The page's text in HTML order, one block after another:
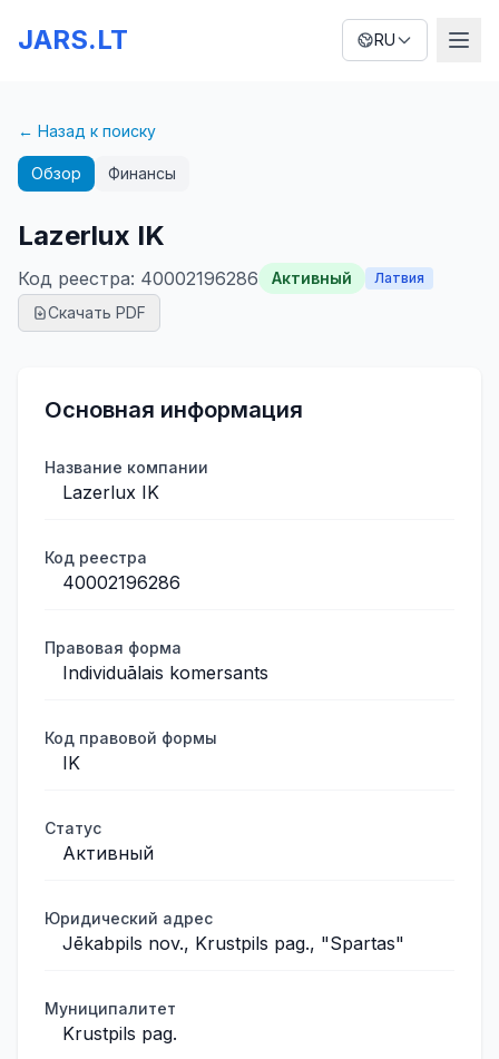
JARS.LT RU
← Назад к поиску
Обзор Финансы
Lazerlux IK
Код реестра: 40002196286 Активный Латвия
Скачать PDF
Основная информация
Название компании
Lazerlux IK
Код реестра
40002196286
Правовая форма
Individuālais komersants
Код правовой формы
IK
Статус
Активный
Юридический адрес
Jēkabpils nov., Krustpils pag., "Spartas"
Муниципалитет
Krustpils pag.